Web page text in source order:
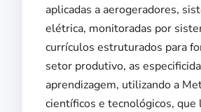
aplicadas a aerogeradores,
elétrica, monitoradas por
currículos estruturados para
setor produtivo, as
aprendizagem, utilizando a
científicos e tecnológicos,